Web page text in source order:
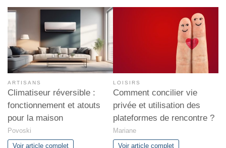
ARTISANS
Climatiseur réversible :
fonctionnement et atouts
pour la maison
Povoski
Voir article complet
LOISIRS
Comment concilier vie
privée et utilisation des
plateformes de rencontre ?
Mariane
Voir article complet